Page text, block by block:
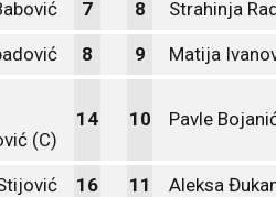
7 8 Strahinja
8 9 Matija
(C)
14 10 Pavle
16 11 Aleksa